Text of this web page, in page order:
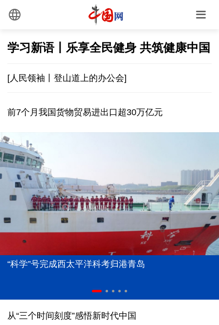
学习新语丨乐享全民健身 共筑健康中国
[人民领袖丨登山道上的办公会]
前7个月我国货物贸易进出口超30万亿元
“科学”号完成西太平洋科考归港青岛
从“三个时间刻度”感悟新时代中国